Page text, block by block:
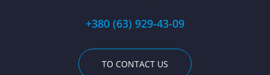
+380 (63) 929-43-09
TO CONTACT US